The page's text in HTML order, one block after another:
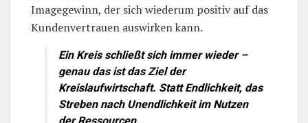
Imagegewinn, der sich wiederum positiv auf das
Kundenvertrauen auswirken kann.
Ein Kreis schließt sich immer wieder –
genau das ist das Ziel der
Kreislaufwirtschaft. Statt Endlichkeit, das
Streben nach Unendlichkeit im Nutzen